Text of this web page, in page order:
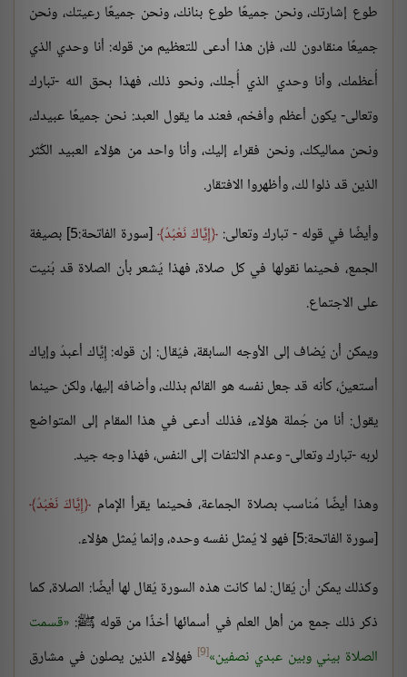
طوع إشارتك، ونحن جميعًا طوع بنانك، ونحن جميعًا رعيتك، ونحن
جميعًا منقادون لك، فإن هذا أدعى للتعظيم من قوله: أنا وحدي الذي
أُعظمك، وأنا وحدي الذي أُجلك، ونحو ذلك، فهذا بحق الله -تبارك
وتعالى- يكون أعظم وأفخم، فعند ما يقول العبد: نحن جميعًا عبيدك،
ونحن مماليكك، ونحن فقراء إليك، وأنا واحد من هؤلاء العبيد الكُثر
الذين قد ذلوا لك، وأظهروا الافتقار.
وأيضًا في قوله - تبارك وتعالى: إِيَّاكَ نَعْبُدُ
[سورة الفاتحة:5] بصيغة
الجمع، فحينما نقولها في كل صلاة، فهذا يُشعر بأن الصلاة قد بُنيت
على الاجتماع.
ويمكن أن يُضاف إلى الأوجه السابقة، فيُقال: إن قوله: إِيَّاك أعبدُ وإياك
أستعينُ، كأنه قد جعل نفسه هو القائم بذلك، وأضافه إليها، ولكن حينما
يقول: أنا من جُملة هؤلاء، فذلك أدعى في هذا المقام إلى المتواضع
لربه -تبارك وتعالى- وعدم الالتفات إلى النفس، فهذا وجه جيد.
وهذا أيضًا مُناسب بصلاة الجماعة، فحينما يقرأ الإمام
إِيَّاكَ نَعْبُدُ
[سورة الفاتحة:5] فهو لا يُمثل نفسه وحده، وإنما يُمثل هؤلاء.
وكذلك يمكن أن يُقال: لما كانت هذه السورة يُقال لها أيضًا: الصلاة، كما
ذكر ذلك جمع من أهل العلم في أسمائها أخذًا من قوله ﷺ: قسمت
الصلاة بيني وبين عبدي نصفين [9]
فهؤلاء الذين يصلون في مشارق